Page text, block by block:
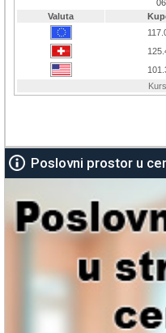
Poslovni prostor u